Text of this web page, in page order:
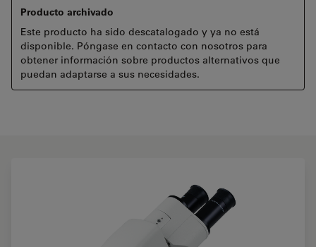
Producto archivado
Este producto ha sido descatalogado y ya no está
disponible. Póngase en contacto con nosotros para
obtener información sobre productos alternativos que
puedan adaptarse a sus necesidades.